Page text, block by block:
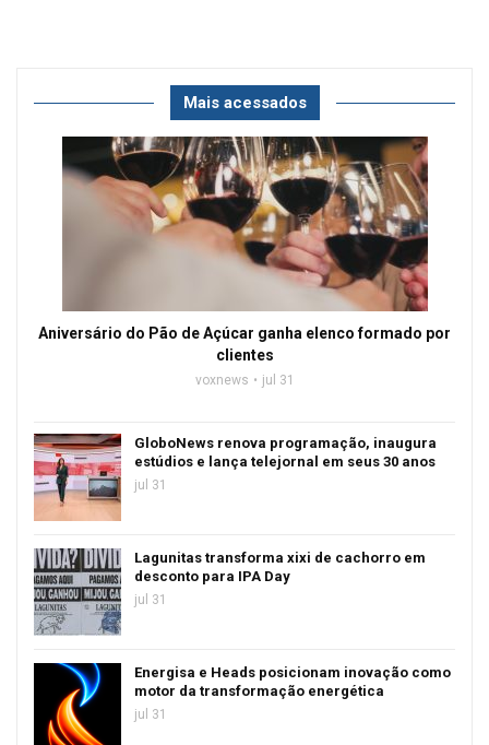
Mais acessados
Aniversário do Pão de Açúcar ganha elenco formado por
clientes
voxnews jul 31
GloboNews renova programação, inaugura
estúdios e lança telejornal em seus 30 anos
jul 31
Lagunitas transforma xixi de cachorro em
desconto para IPA Day
jul 31
Energisa e Heads posicionam inovação como
motor da transformação energética
jul 31